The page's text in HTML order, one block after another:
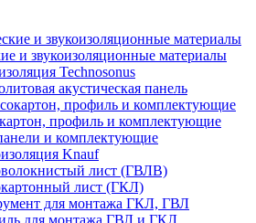
и звукоизоляционные материалы
Technosonus
акустическая панель
профиль и комплектующие
и комплектующие
Knauf
лист (ГВЛВ)
лист (ГКЛ)
для монтажа ГКЛ, ГВЛ
для монтажа ГВЛ и ГКЛ